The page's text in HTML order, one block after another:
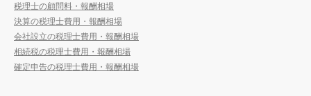
税理士の顧問料・報酬相場
決算の税理士費用・報酬相場
会社設立の税理士費用・報酬相場
相続税の税理士費用・報酬相場
確定申告の税理士費用・報酬相場